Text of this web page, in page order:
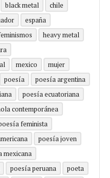
black metal
chile
españa
heavy metal
mexico
mujer
poesía
poesía argentina
poesía ecuatoriana
contemporánea
feminista
poesía joven
mexicana
poesía peruana
poeta